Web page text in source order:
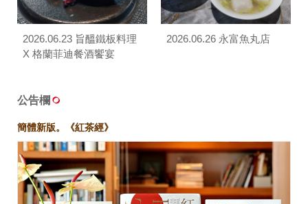
2026.06.23 旨醞鐵板料理
X 格蘭菲迪餐酒饗宴
2026.06.26 永富魚丸店
公告欄
簡體新版。《紅茶經》